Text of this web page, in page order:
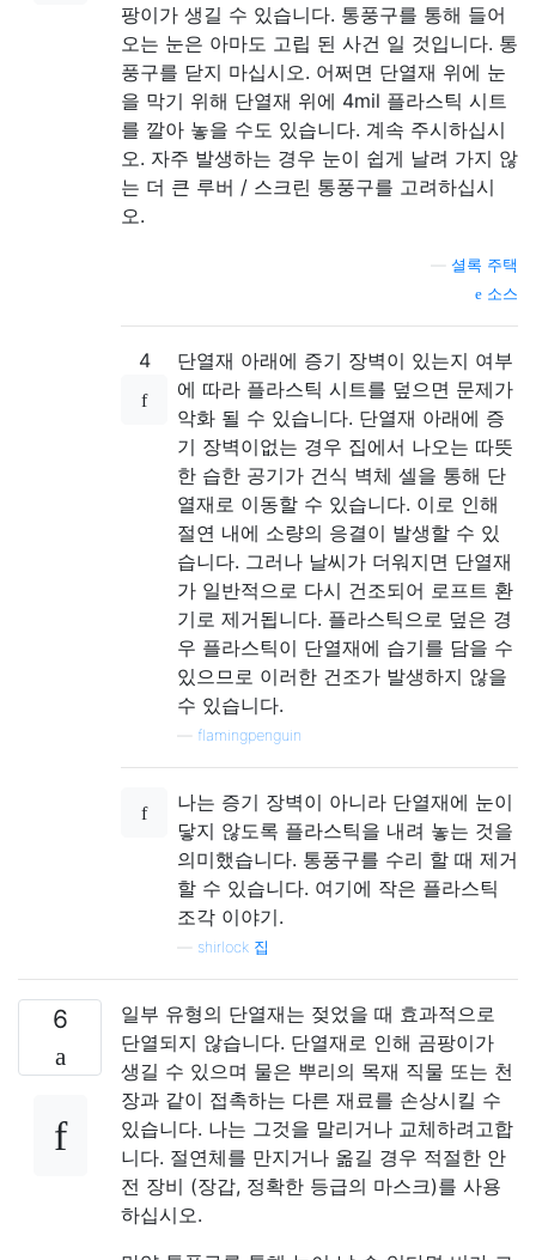
팡이가 생길 수 있습니다. 통풍구를 통해 들어
오는 눈은 아마도 고립 된 사건 일 것입니다. 통
풍구를 닫지 마십시오. 어쩌면 단열재 위에 눈
을 막기 위해 단열재 위에 4mil 플라스틱 시트
를 깔아 놓을 수도 있습니다. 계속 주시하십시
오. 자주 발생하는 경우 눈이 쉽게 날려 가지 않
는 더 큰 루버 / 스크린 통풍구를 고려하십시
오.
셜록 주택
소스
4
단열재 아래에 증기 장벽이 있는지 여부
에 따라 플라스틱 시트를 덮으면 문제가
악화 될 수 있습니다. 단열재 아래에 증
기 장벽이없는 경우 집에서 나오는 따뜻
한 습한 공기가 건식 벽체 셀을 통해 단
열재로 이동할 수 있습니다. 이로 인해
절연 내에 소량의 응결이 발생할 수 있
습니다. 그러나 날씨가 더워지면 단열재
가 일반적으로 다시 건조되어 로프트 환
기로 제거됩니다. 플라스틱으로 덮은 경
우 플라스틱이 단열재에 습기를 담을 수
있으므로 이러한 건조가 발생하지 않을
수 있습니다.
flamingpenguin
나는 증기 장벽이 아니라 단열재에 눈이
닿지 않도록 플라스틱을 내려 놓는 것을
의미했습니다. 통풍구를 수리 할 때 제거
할 수 있습니다. 여기에 작은 플라스틱
조각 이야기.
shirlock 집
6
일부 유형의 단열재는 젖었을 때 효과적으로
단열되지 않습니다. 단열재로 인해 곰팡이가
생길 수 있으며 물은 뿌리의 목재 직물 또는 천
장과 같이 접촉하는 다른 재료를 손상시킬 수
있습니다. 나는 그것을 말리거나 교체하려고합
니다. 절연체를 만지거나 옮길 경우 적절한 안
전 장비 (장갑, 정확한 등급의 마스크)를 사용
하십시오.